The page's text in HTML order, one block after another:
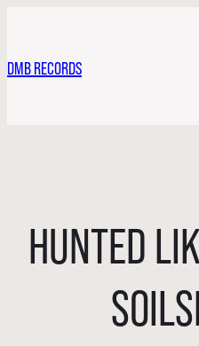
DMB RECORDS
HUNTED